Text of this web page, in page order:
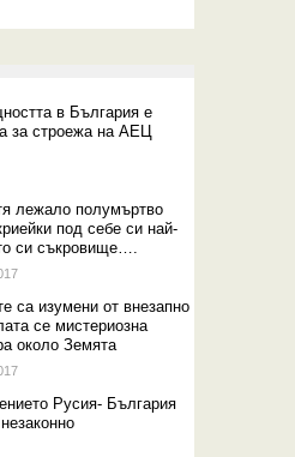
в България е
за строежа на АЕЦ
лежало полумъртво
под себе си най-
си съкровище….
са изумени от внезапно
се мистериозна
около Земята
Русия- България